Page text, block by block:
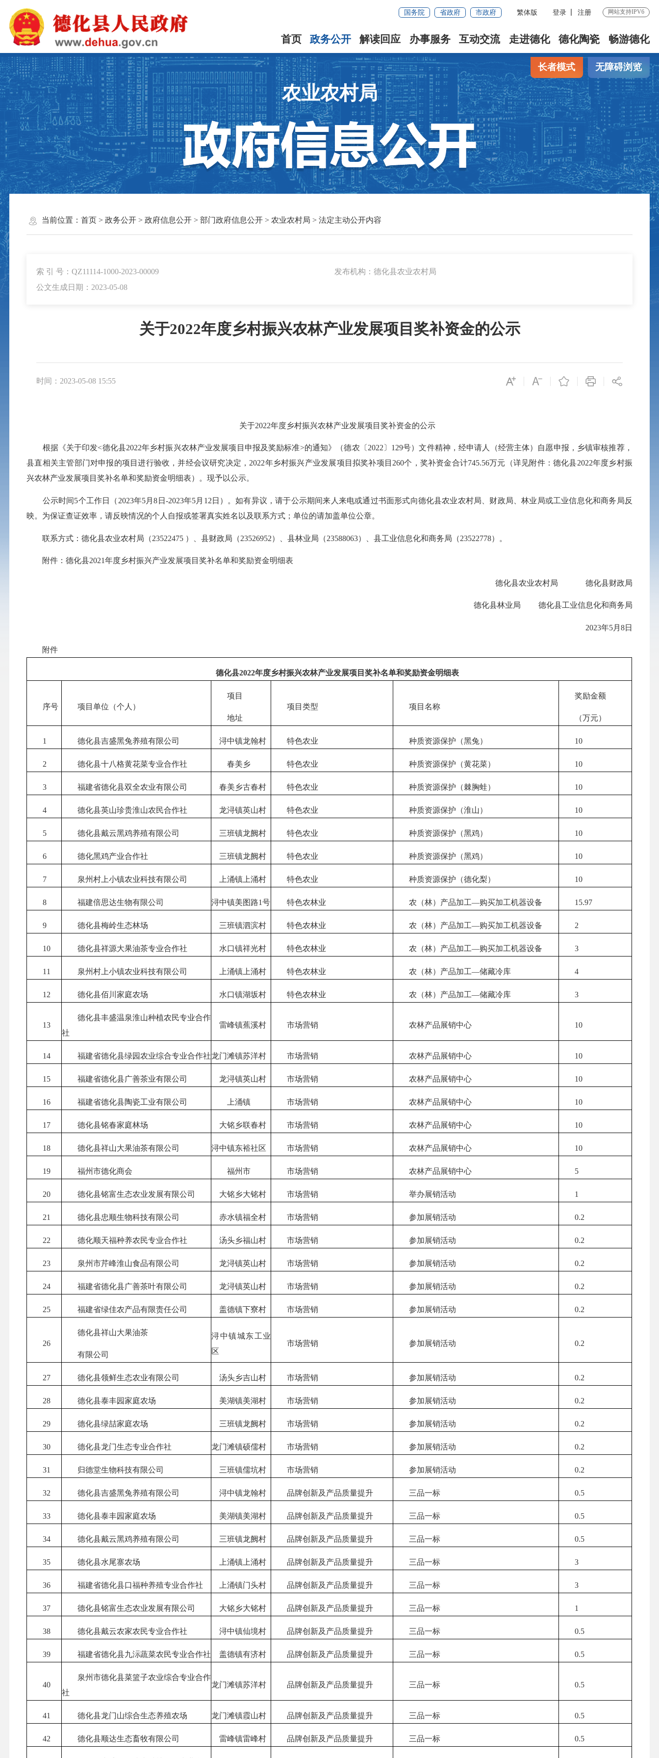
国务院 省政府 市政府 繁体版 登录 注册 网站支持IPV6
首页 政务公开 解读回应 办事服务 互动交流 走进德化 德化陶瓷 畅游德化
长者模式 无障碍浏览
农业农村局
当前位置： 首页> 政务公开> 政府信息公开> 部门政府信息公开> 农业农村局 > 法定主动公开内容
索 引 号：QZ11114-1000-2023-00009
发布机构：德化县农业农村局
公文生成日期：2023-05-08
关于2022年度乡村振兴农林产业发展项目奖补资金的公示
时间：2023-05-08 15:55
关于2022年度乡村振兴农林产业发展项目奖补资金的公示
根据《关于印发<德化县2022年乡村振兴农林产业发展项目申报及奖励标准>的通知》（德农〔2022〕129号）文件精神，经申请人（经营主体）自愿申报，乡镇审核推荐，
县直相关主管部门对申报的项目进行验收，并经会议研究决定，2022年乡村振兴产业发展项目拟奖补项目260个，奖补资金合计745.56万元（详见附件：德化县2022年度乡村振
兴农林产业发展项目奖补名单和奖励资金明细表）。现予以公示。
公示时间5个工作日（2023年5月8日-2023年5月12日）。如有异议，请于公示期间来人来电或通过书面形式向德化县农业农村局、财政局、林业局或工业信息化和商务局反
映。为保证查证效率，请反映情况的个人自报或签署真实姓名以及联系方式；单位的请加盖单位公章。
联系方式：德化县农业农村局（23522475 ）、县财政局（23526952）、县林业局（23588063）、县工业信息化和商务局（23522778）。
附件：德化县2021年度乡村振兴产业发展项目奖补名单和奖励资金明细表
德化县农业农村局 德化县财政局
德化县林业局 德化县工业信息化和商务局
2023年5月8日
附件
德化县2022年度乡村振兴农林产业发展项目奖补名单和奖励资金明细表
序号 项目单位（个人）
项目
地址
项目类型 项目名称
奖励金额
（万元）
1 德化县吉盛黑兔养殖有限公司 浔中镇龙翰村 特色农业 种质资源保护（黑兔） 10
2 德化县十八格黄花菜专业合作社 春美乡 特色农业 种质资源保护（黄花菜） 10
3 福建省德化县双全农业有限公司 春美乡古春村 特色农业 种质资源保护（棘胸蛙） 10
4 德化县英山珍贵淮山农民合作社 龙浔镇英山村 特色农业 种质资源保护（淮山） 10
5 德化县戴云黑鸡养殖有限公司 三班镇龙阙村 特色农业 种质资源保护（黑鸡） 10
6 德化黑鸡产业合作社 三班镇龙阙村 特色农业 种质资源保护（黑鸡） 10
7 泉州村上小镇农业科技有限公司 上涌镇上涌村 特色农业 种质资源保护（德化梨） 10
8 福建倍思达生物有限公司 浔中镇美图路1号 特色农林业 农（林）产品加工—购买加工机器设备 15.97
9 德化县梅岭生态林场 三班镇泗滨村 特色农林业 农（林）产品加工—购买加工机器设备 2
10 德化县祥源大果油茶专业合作社 水口镇祥光村 特色农林业 农（林）产品加工—购买加工机器设备 3
11 泉州村上小镇农业科技有限公司 上涌镇上涌村 特色农林业 农（林）产品加工—储藏冷库 4
12 德化县佰川家庭农场 水口镇湖坂村 特色农林业 农（林）产品加工—储藏冷库 3
13
德化县丰盛温泉淮山种植农民专业合作
社
雷峰镇蕉溪村 市场营销 农林产品展销中心 10
14 福建省德化县绿园农业综合专业合作社龙门滩镇苏洋村 市场营销 农林产品展销中心 10
15 福建省德化县广善茶业有限公司 龙浔镇英山村 市场营销 农林产品展销中心 10
16 福建省德化县陶瓷工业有限公司 上涌镇 市场营销 农林产品展销中心 10
17 德化县铭春家庭林场 大铭乡联春村 市场营销 农林产品展销中心 10
18 德化县祥山大果油茶有限公司 浔中镇东裕社区 市场营销 农林产品展销中心 10
19 福州市德化商会 福州市 市场营销 农林产品展销中心 5
20 德化县铭富生态农业发展有限公司 大铭乡大铭村 市场营销 举办展销活动 1
21 德化县忠顺生物科技有限公司 赤水镇福全村 市场营销 参加展销活动 0.2
22 德化顺天福种养农民专业合作社 汤头乡福山村 市场营销 参加展销活动 0.2
23 泉州市芹峰淮山食品有限公司 龙浔镇英山村 市场营销 参加展销活动 0.2
24 福建省德化县广善茶叶有限公司 龙浔镇英山村 市场营销 参加展销活动 0.2
25 福建省绿佳农产品有限责任公司 盖德镇下寮村 市场营销 参加展销活动 0.2
26
德化县祥山大果油茶
有限公司
浔中镇城东工业
区
市场营销 参加展销活动 0.2
27 德化县领鲜生态农业有限公司 汤头乡吉山村 市场营销 参加展销活动 0.2
28 德化县泰丰园家庭农场 美湖镇美湖村 市场营销 参加展销活动 0.2
29 德化县绿喆家庭农场 三班镇龙阙村 市场营销 参加展销活动 0.2
30 德化县龙门生态专业合作社 龙门滩镇硕儒村 市场营销 参加展销活动 0.2
31 归德堂生物科技有限公司 三班镇儒坑村 市场营销 参加展销活动 0.2
32 德化县吉盛黑兔养殖有限公司 浔中镇龙翰村 品牌创新及产品质量提升 三品一标 0.5
33 德化县泰丰园家庭农场 美湖镇美湖村 品牌创新及产品质量提升 三品一标 0.5
34 德化县戴云黑鸡养殖有限公司 三班镇龙阙村 品牌创新及产品质量提升 三品一标 0.5
35 德化县水尾寨农场 上涌镇上涌村 品牌创新及产品质量提升 三品一标 3
36 福建省德化县口福种养殖专业合作社 上涌镇门头村 品牌创新及产品质量提升 三品一标 3
37 德化县铭富生态农业发展有限公司 大铭乡大铭村 品牌创新及产品质量提升 三品一标 1
38 德化县戴云农家农民专业合作社 浔中镇仙境村 品牌创新及产品质量提升 三品一标 0.5
39 福建省德化县九沶蔬菜农民专业合作社 盖德镇有济村 品牌创新及产品质量提升 三品一标 0.5
40
泉州市德化县菜篮子农业综合专业合作
社
龙门滩镇苏洋村 品牌创新及产品质量提升 三品一标 0.5
41 德化县龙门山综合生态养殖农场 龙门滩镇霞山村 品牌创新及产品质量提升 三品一标 0.5
42 德化县顺达生态畜牧有限公司 雷峰镇雷峰村 品牌创新及产品质量提升 三品一标 0.5